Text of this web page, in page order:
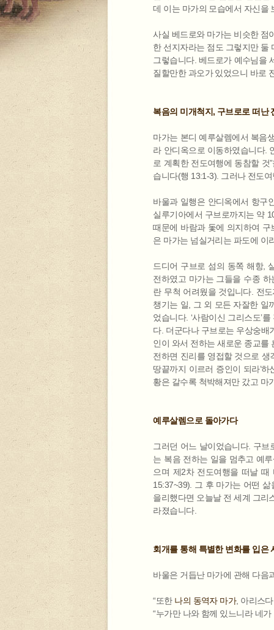
데 이는 마가의 모습에서 자신을
사실 베드로와 마가는 비슷한 점
한 선지자라는 점도 그렇지만 둘
그렇습니다. 베드로가 예수님을
질할만한 과오가 있었으니 바로
복음의 미개척지, 구브로로 떠난
마가는 본디 예루살렘에서 복음
라 안디옥으로 이동하였습니다.
로 계획한 전도여행에 동참할 것
습니다(행 13:1-3). 그러나 전도
바울과 일행은 안디옥에서 항구
실루기아에서 구브로까지는 약
때문에 바람과 돛에 의지하여
은 마가는 넘실거리는 파도에 이
드디어 구브로 섬의 동쪽 해항,
전하였고 마가는 그들을 수종
란 무척 어려웠을 것입니다. 전
챙기는 일, 그 외 모든 자잘한 일
었습니다. ‘사람이신 그리스도’
다. 더군다나 구브로는 우상숭배
인이 와서 전하는 새로운 종교를
전하면 진리를 영접할 것으로 생
땅끝까지 이르러 증인이 되라’
황은 갈수록 척박해져만 갔고 마
예루살렘으로 돌아가다
그러던 어느 날이었습니다. 구
는 복음 전하는 일을 멈추고 예
으며 제2차 전도여행을 떠날
15:37~39). 그 후 마가는 어떤
을리했다면 오늘날 전 세계 그리
라졌습니다.
회개를 통해 특별한 변화를 입은
바울은 거듭난 마가에 관해 다음
“또한 나의 동역자 마가, 아리스
“누가만 나와 함께 있느니라 네